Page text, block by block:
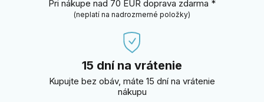
Pri nákupe nad 70 EUR doprava zdarma *
(neplatí na nadrozmerné položky)
15 dní na vrátenie
Kupujte bez obáv, máte 15 dní na vrátenie
nákupu